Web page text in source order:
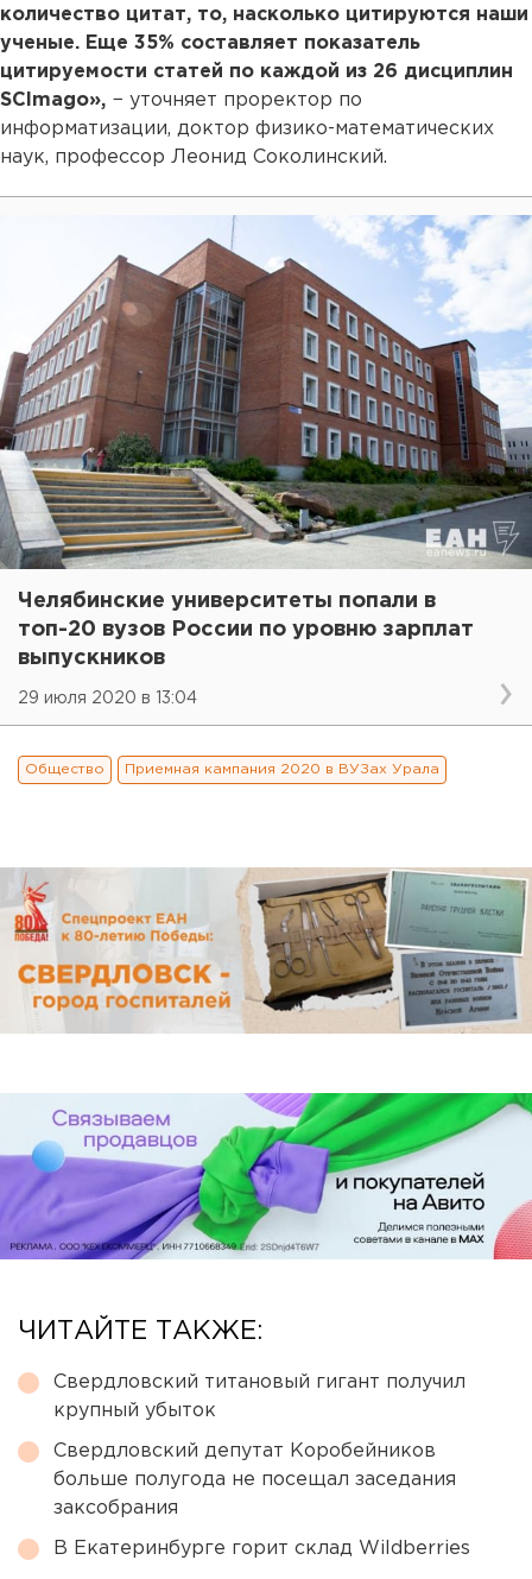
количество цитат, то, насколько цитируются наши
ученые. Еще 35% составляет показатель
цитируемости статей по каждой из 26 дисциплин
SCImago», − уточняет проректор по
информатизации, доктор физико-математических
наук, профессор Леонид Соколинский.
Челябинские университеты попали в
топ-20 вузов России по уровню зарплат
выпускников
29 июля 2020 в 13:04
Общество Приемная кампания 2020 в ВУЗах Урала
ЧИТАЙТЕ ТАКЖЕ:
Свердловский титановый гигант получил
крупный убыток
Свердловский депутат Коробейников
больше полугода не посещал заседания
заксобрания
В Екатеринбурге горит склад Wildberries